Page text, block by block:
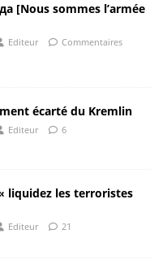
[Nous sommes l’armée
Editeur
Commentaires
écarté du Kremlin
Editeur 6
liquidez les terroristes
Editeur 21